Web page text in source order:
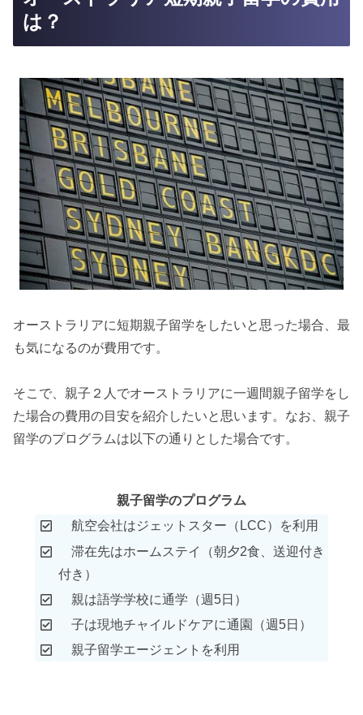
は？
オーストラリアに短期親子留学をしたいと思った場合、最
も気になるのが費用です。
そこで、親子２人でオーストラリアに一週間親子留学をし
た場合の費用の目安を紹介したいと思います。なお、親子
留学のプログラムは以下の通りとした場合です。
親子留学のプログラム
航空会社はジェットスター（LCC）を利用
滞在先はホームステイ（朝夕2食、送迎付き
付き）
親は語学学校に通学（週5日）
子は現地チャイルドケアに通園（週5日）
親子留学エージェントを利用